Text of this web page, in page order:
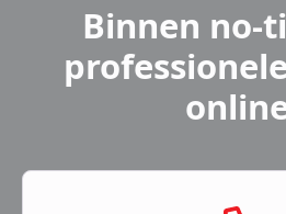
Binnen no-